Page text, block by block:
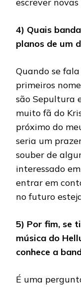
escrever
4) Quais
planos de um
Quando se
primeiros
são Sepultura
muito fã do
próximo do
seria um
souber de
interessado
entrar em
no futuro
5) Por fim, se
música do
conhece a
É uma